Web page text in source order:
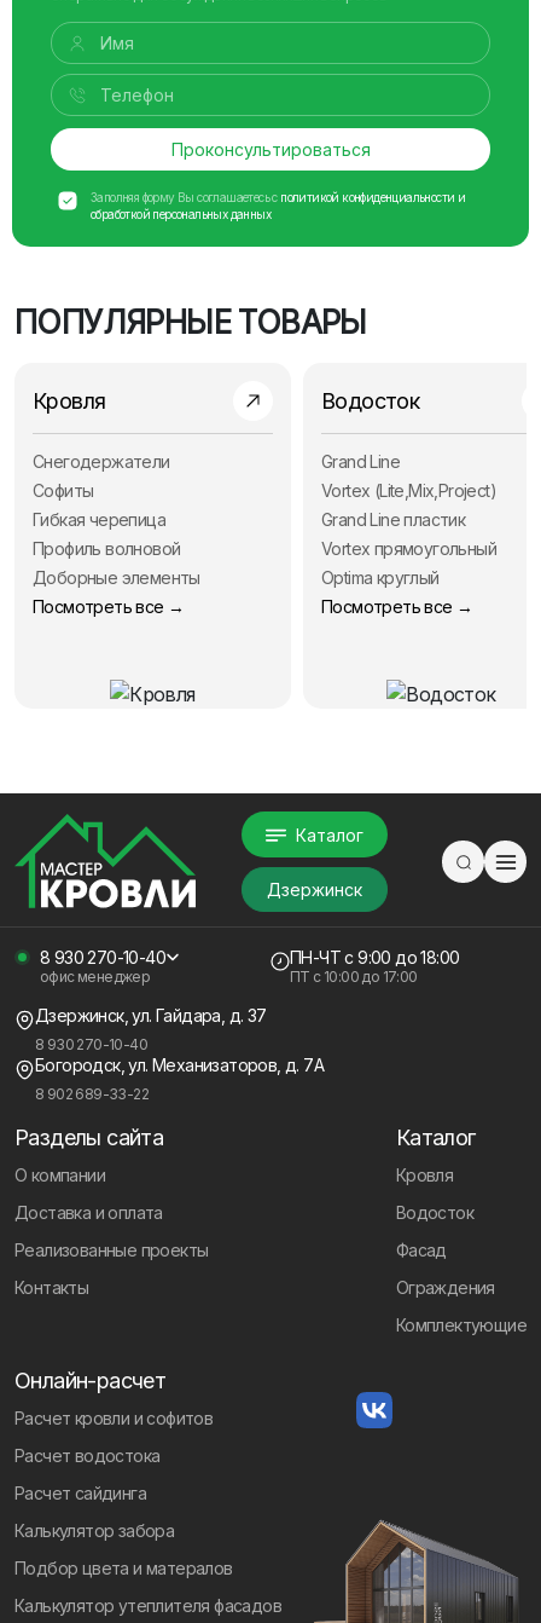
Проконсультироваться
Заполняя форму Вы соглашаетесь с политикой конфиденциальности и
обработкой персональных данных
ПОПУЛЯРНЫЕ ТОВАРЫ
Кровля
Снегодержатели
Софиты
Гибкая черепица
Профиль волновой
Доборные элементы
Посмотреть все →
Водосток
Grand Line
Vortex (Lite,Mix,Project)
Grand Line пластик
Vortex прямоугольный
Optima круглый
Посмотреть все →
Каталог
Дзержинск
8 930 270-10-40
офис менеджер
ПН-ЧТс 9:00 до 18:00
ПТ с 10:00 до 17:00
Дзержинск, ул. Гайдара, д. 37
8 930 270-10-40
Богородск, ул. Механизаторов, д. 7А
8 902 689-33-22
Разделы сайта
О компании
Доставка и оплата
Реализованные проекты
Контакты
Каталог
Кровля
Водосток
Фасад
Ограждения
Комплектующие
Онлайн-расчет
Расчет кровли и софитов
Расчет водостока
Расчет сайдинга
Калькулятор забора
Подбор цвета и матералов
Калькулятор утеплителя фасадов